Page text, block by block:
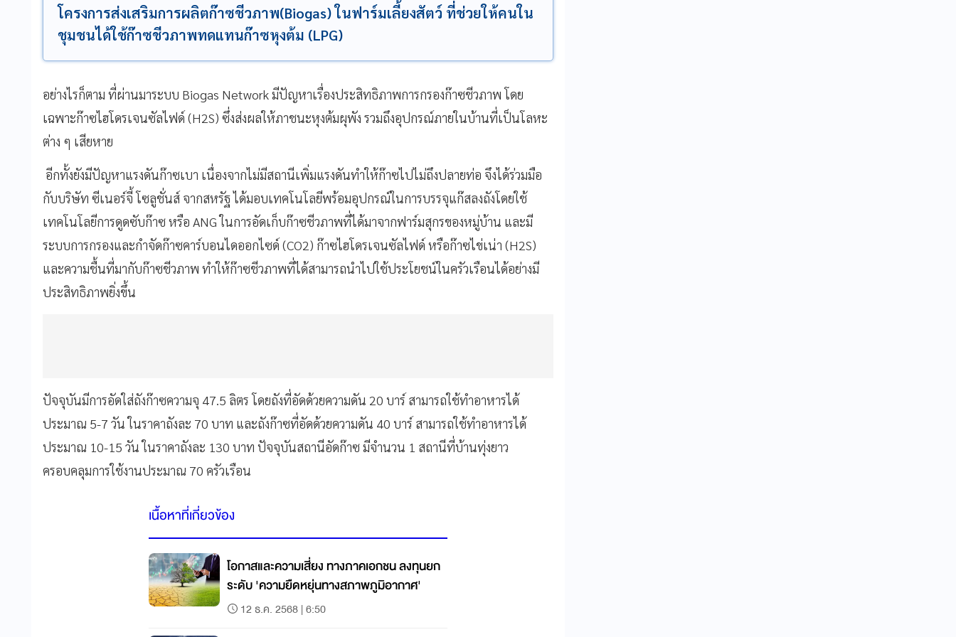
โครงการส่งเสริมการผลิตก๊าซชีวภาพ(Biogas) ในฟาร์มเลี้ยงสัตว์ ที่ช่วยให้คนใน
ชุมชนได้ใช้ก๊าซชีวภาพทดแทนก๊าซหุงต้ม (LPG)
อย่างไรก็ตาม ที่ผ่านมาระบบ Biogas Network มีปัญหาเรื่องประสิทธิภาพการกรองก๊าซชีวภาพ โดย
เฉพาะก๊าซไฮโดรเจนซัลไฟด์ (H2S) ซึ่งส่งผลให้ภาชนะหุงต้มผุพัง รวมถึงอุปกรณ์ภายในบ้านที่เป็นโลหะ
ต่าง ๆ เสียหาย
อีกทั้งยังมีปัญหาแรงดันก๊าซเบา เนื่องจากไม่มีสถานีเพิ่มแรงดันทำให้ก๊าซไปไม่ถึงปลายท่อ จึงได้ร่วมมือ
กับบริษัท ซีเนอร์จี้ โซลูชั่นส์ จากสหรัฐ ได้มอบเทคโนโลยีพร้อมอุปกรณ์ในการบรรจุแก๊สลงถังโดยใช้
เทคโนโลยีการดูดซับก๊าซ หรือ ANG ในการอัดเก็บก๊าซชีวภาพที่ได้มาจากฟาร์มสุกรของหมู่บ้าน และมี
ระบบการกรองและกำจัดก๊าซคาร์บอนไดออกไซด์ (CO2) ก๊าซไฮโดรเจนซัลไฟด์ หรือก๊าซไข่เน่า (H2S)
และความชื้นที่มากับก๊าซชีวภาพ ทำให้ก๊าซชีวภาพที่ได้สามารถนำไปใช้ประโยชน์ในครัวเรือนได้อย่างมี
ประสิทธิภาพยิ่งขึ้น
ปัจจุบันมีการอัดใส่ถังก๊าซความจุ 47.5 ลิตร โดยถังที่อัดด้วยความดัน 20 บาร์ สามารถใช้ทำอาหารได้
ประมาณ 5-7 วัน ในราคาถังละ 70 บาท และถังก๊าซที่อัดด้วยความดัน 40 บาร์ สามารถใช้ทำอาหารได้
ประมาณ 10-15 วัน ในราคาถังละ 130 บาท ปัจจุบันสถานีอัดก๊าซ มีจำนวน 1 สถานีที่บ้านทุ่งยาว
ครอบคลุมการใช้งานประมาณ 70 ครัวเรือน
เนื้อหาที่เกี่ยวข้อง
โอกาสและความเสี่ยง ทางภาคเอกชน ลงทุนยก
ระดับ 'ความยืดหยุ่นทางสภาพภูมิอากาศ'
12 ธ.ค. 2568 | 6:50